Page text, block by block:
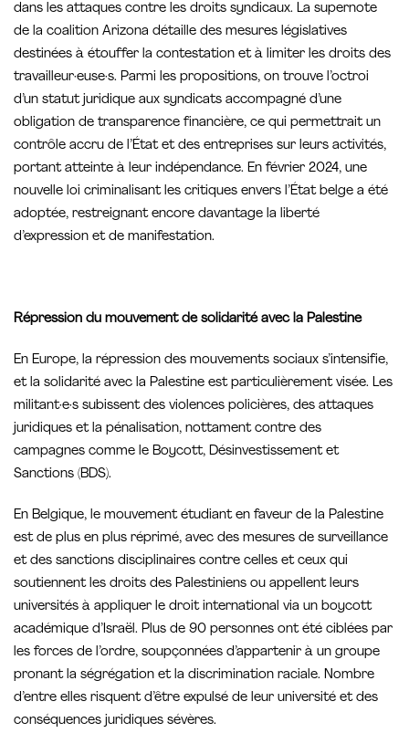
dans les attaques contre les droits syndicaux. La supernote
de la coalition Arizona détaille des mesures législatives
destinées à étouffer la contestation et à limiter les droits des
travailleur·euse·s. Parmi les propositions, on trouve l’octroi
d’un statut juridique aux syndicats accompagné d’une
obligation de transparence financière, ce qui permettrait un
contrôle accru de l’État et des entreprises sur leurs activités,
portant atteinte à leur indépendance. En février 2024, une
nouvelle loi criminalisant les critiques envers l’État belge a été
adoptée, restreignant encore davantage la liberté
d’expression et de manifestation.
Répression du mouvement de solidarité avec la Palestine
En Europe, la répression des mouvements sociaux s’intensifie,
et la solidarité avec la Palestine est particulièrement visée. Les
militant·e·s subissent des violences policières, des attaques
juridiques et la pénalisation, nottament contre des
campagnes comme le Boycott, Désinvestissement et
Sanctions (BDS).
En Belgique, le mouvement étudiant en faveur de la Palestine
est de plus en plus réprimé, avec des mesures de surveillance
et des sanctions disciplinaires contre celles et ceux qui
soutiennent les droits des Palestiniens ou appellent leurs
universités à appliquer le droit international via un boycott
académique d’Israël. Plus de 90 personnes ont été ciblées par
les forces de l’ordre, soupçonnées d’appartenir à un groupe
pronant la ségrégation et la discrimination raciale. Nombre
d’entre elles risquent d’être expulsé de leur université et des
conséquences juridiques sévères.